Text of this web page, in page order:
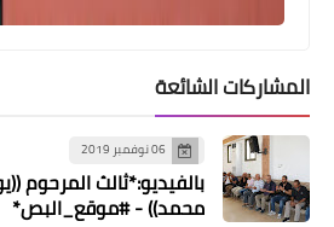
المشاركات الشائعة
06 نوفمبر 2019
بالفيديو:*ثالث المرحوم
محمد)) - #موقع_البص*